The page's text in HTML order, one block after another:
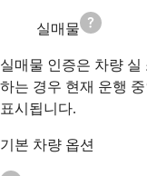
실매물
실매물 인증은 차량 실
하는 경우 현재 운행
표시됩니다.
기본 차량 옵션